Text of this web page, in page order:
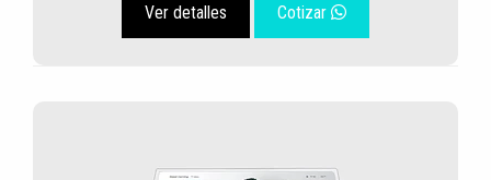
Ver detalles Cotizar